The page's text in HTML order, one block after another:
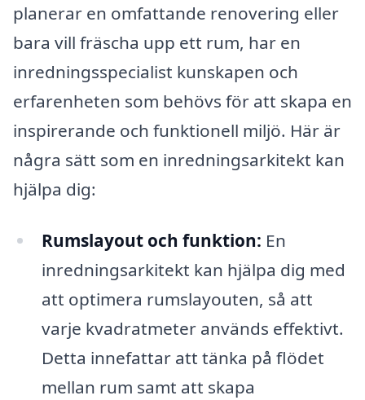
planerar en omfattande renovering eller
bara vill fräscha upp ett rum, har en
inredningsspecialist kunskapen och
erfarenheten som behövs för att skapa en
inspirerande och funktionell miljö. Här är
några sätt som en inredningsarkitekt kan
hjälpa dig:
Rumslayout och funktion: En
inredningsarkitekt kan hjälpa dig med
att optimera rumslayouten, så att
varje kvadratmeter används effektivt.
Detta innefattar att tänka på flödet
mellan rum samt att skapa